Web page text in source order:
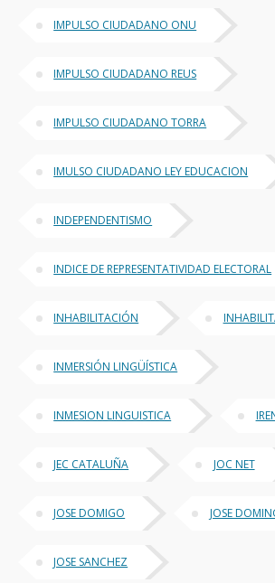
IMPULSO CIUDADANO ONU
IMPULSO CIUDADANO REUS
IMPULSO CIUDADANO TORRA
IMULSO CIUDADANO LEY EDUCACION
INDEPENDENTISMO
INDICE DE REPRESENTATIVIDAD ELECTORAL
INHABILITACIÓN
INMERSIÓN LINGÜÍSTICA
INMESION LINGUISTICA
JEC CATALUÑA JOC NET
JOSE DOMIGO JOSE
JOSE SANCHEZ